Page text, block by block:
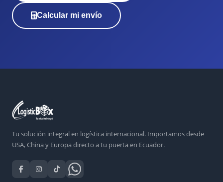
Calcular mi envío
Tu solución integral en logística internacional. Importamos desde
USA, China y Europa directo a tu puerta en Ecuador.